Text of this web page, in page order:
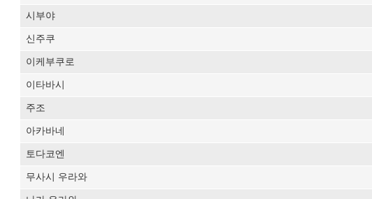
시부야
신주쿠
이케부쿠로
이타바시
주조
아카바네
토다코엔
무사시 우라와